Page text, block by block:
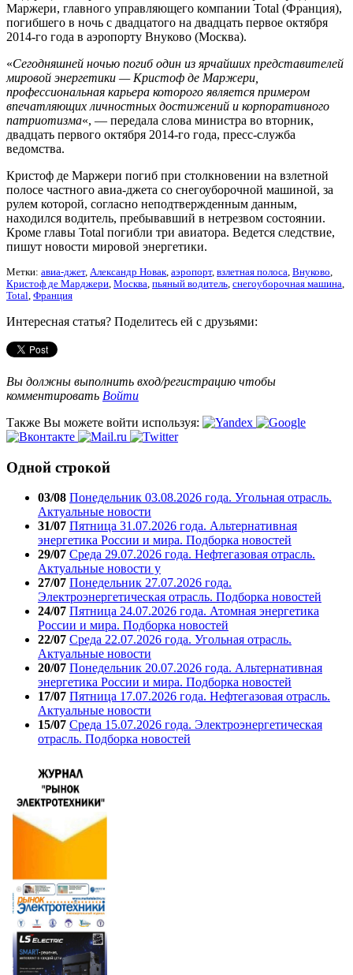
Маржери, главного управляющего компании Total (Франция),
погибшего в ночь с двадцатого на двадцать первое октября
2014-го года в аэропорту Внуково (Москва).
«Сегодняшней ночью погиб один из ярчайших представителей
мировой энергетики — Кристоф де Маржери,
профессиональная карьера которого является примером
впечатляющих личностных достижений и корпоративного
патриотизма«, — передала слова министра во вторник,
двадцать первого октября 2014-го года, пресс-служба
ведомства.
Кристоф де Маржери погиб при столкновении на взлетной
полосе частного авиа-джета со снегоуборочной машиной, за
рулем которой, согласно неподтвержденным данным,
находился водитель, пребывавший в нетрезвом состоянии.
Кроме главы Total погибли три авиатора. Ведется следствие,
пишут новости мировой энергетики.
Метки: авиа-джет, Александр Новак, аэропорт, взлетная полоса, Внуково,
Кристоф де Марджери, Москва, пьяный водитель, снегоуборочная машина,
Тоtаl, Франция
Интересная статья? Поделитесь ей с друзьями:
Вы должны выполнить вход/регистрацию чтобы
комментировать Войти
Также Вы можете войти используя:
Одной строкой
03/08 Понедельник 03.08.2026 года. Угольная отрасль.
Актуальные новости
31/07 Пятница 31.07.2026 года. Альтернативная
энергетика России и мира. Подборка новостей
29/07 Среда 29.07.2026 года. Нефтегазовая отрасль.
Актуальные новости у
27/07 Понедельник 27.07.2026 года.
Электроэнергетическая отрасль. Подборка новостей
24/07 Пятница 24.07.2026 года. Атомная энергетика
России и мира. Подборка новостей
22/07 Среда 22.07.2026 года. Угольная отрасль.
Актуальные новости
20/07 Понедельник 20.07.2026 года. Альтернативная
энергетика России и мира. Подборка новостей
17/07 Пятница 17.07.2026 года. Нефтегазовая отрасль.
Актуальные новости
15/07 Среда 15.07.2026 года. Электроэнергетическая
отрасль. Подборка новостей